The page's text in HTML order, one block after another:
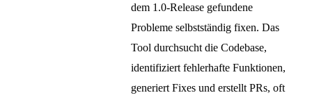
dem 1.0-Release gefundene
Probleme selbstständig fixen. Das
Tool durchsucht die Codebase,
identifiziert fehlerhafte Funktionen,
generiert Fixes und erstellt PRs, oft